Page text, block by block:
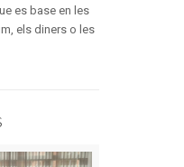
es base en les
els diners o les